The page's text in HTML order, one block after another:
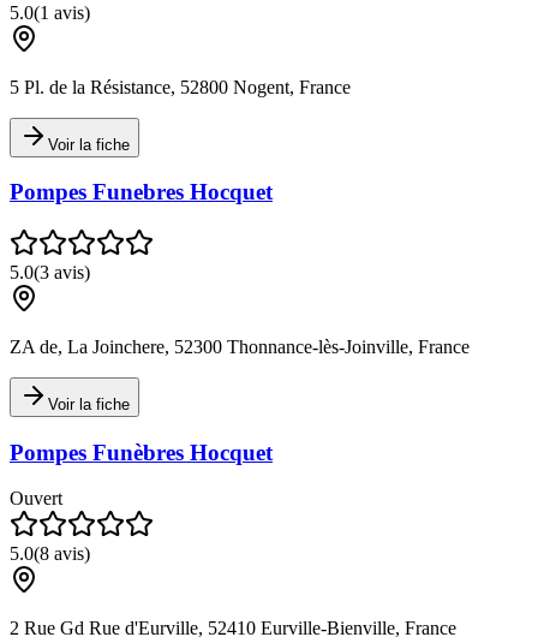
5.0(1 avis)
5 Pl. de la Résistance, 52800 Nogent, France
Voir la fiche
Pompes Funebres Hocquet
5.0(3 avis)
ZA de, La Joinchere, 52300 Thonnance-lès-Joinville, France
Voir la fiche
Pompes Funèbres Hocquet
Ouvert
5.0(8 avis)
2 Rue Gd Rue d'Eurville, 52410 Eurville-Bienville, France